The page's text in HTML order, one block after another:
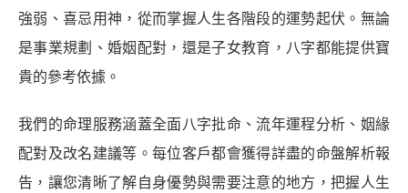
強弱、喜忌用神，從而掌握人生各階段的運勢起伏。無論
是事業規劃、婚姻配對，還是子女教育，八字都能提供寶
貴的參考依據。
我們的命理服務涵蓋全面八字批命、流年運程分析、姻緣
配對及改名建議等。每位客戶都會獲得詳盡的命盤解析報
告，讓您清晰了解自身優勢與需要注意的地方，把握人生